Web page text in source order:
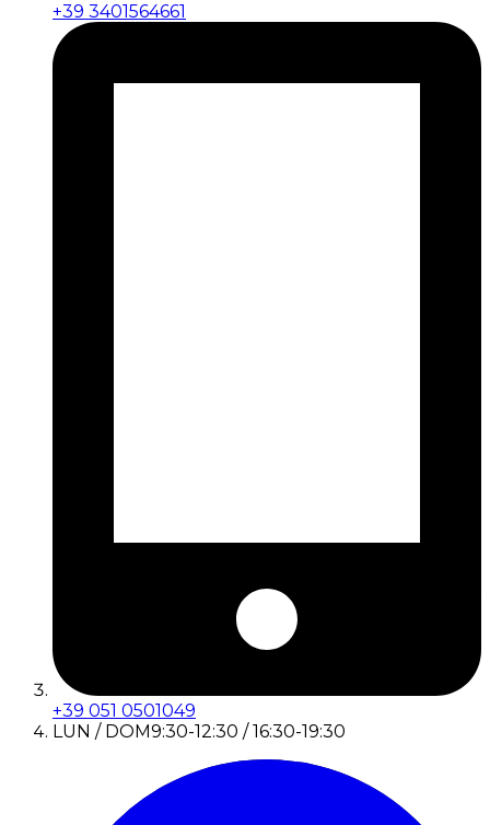
+39 3401564661
+39 051 0501049
LUN / DOM9:30-12:30 / 16:30-19:30